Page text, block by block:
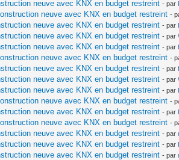
neuve avec KNX en budget restreint - par
neuve avec KNX en budget restreint -
neuve avec KNX en budget restreint - par
neuve avec KNX en budget restreint - par
neuve avec KNX en budget restreint - par
neuve avec KNX en budget restreint -
neuve avec KNX en budget restreint - par
neuve avec KNX en budget restreint - par
neuve avec KNX en budget restreint - par
neuve avec KNX en budget restreint -
neuve avec KNX en budget restreint - par
neuve avec KNX en budget restreint -
neuve avec KNX en budget restreint - par
neuve avec KNX en budget restreint - par
neuve avec KNX en budget restreint - par